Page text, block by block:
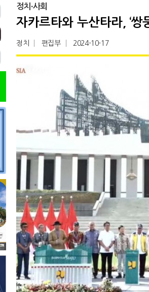
정치∙사회
자카르타와 누산타라, ‘쌍
정치 편집부 2024-10-17